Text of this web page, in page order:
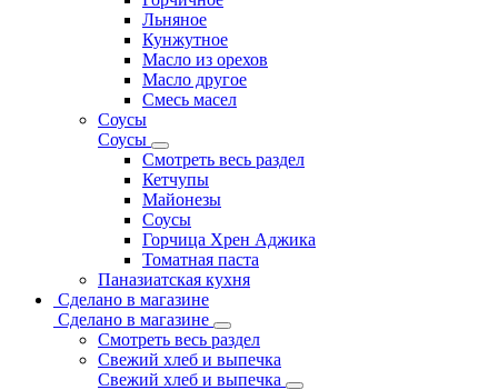
Льняное
Кунжутное
Масло из орехов
Масло другое
Смесь масел
Соусы
Соусы
Смотреть весь раздел
Кетчупы
Майонезы
Соусы
Горчица Хрен Аджика
Томатная паста
Паназиатская кухня
Сделано в магазине
Сделано в магазине
Смотреть весь раздел
Свежий хлеб и выпечка
Свежий хлеб и выпечка